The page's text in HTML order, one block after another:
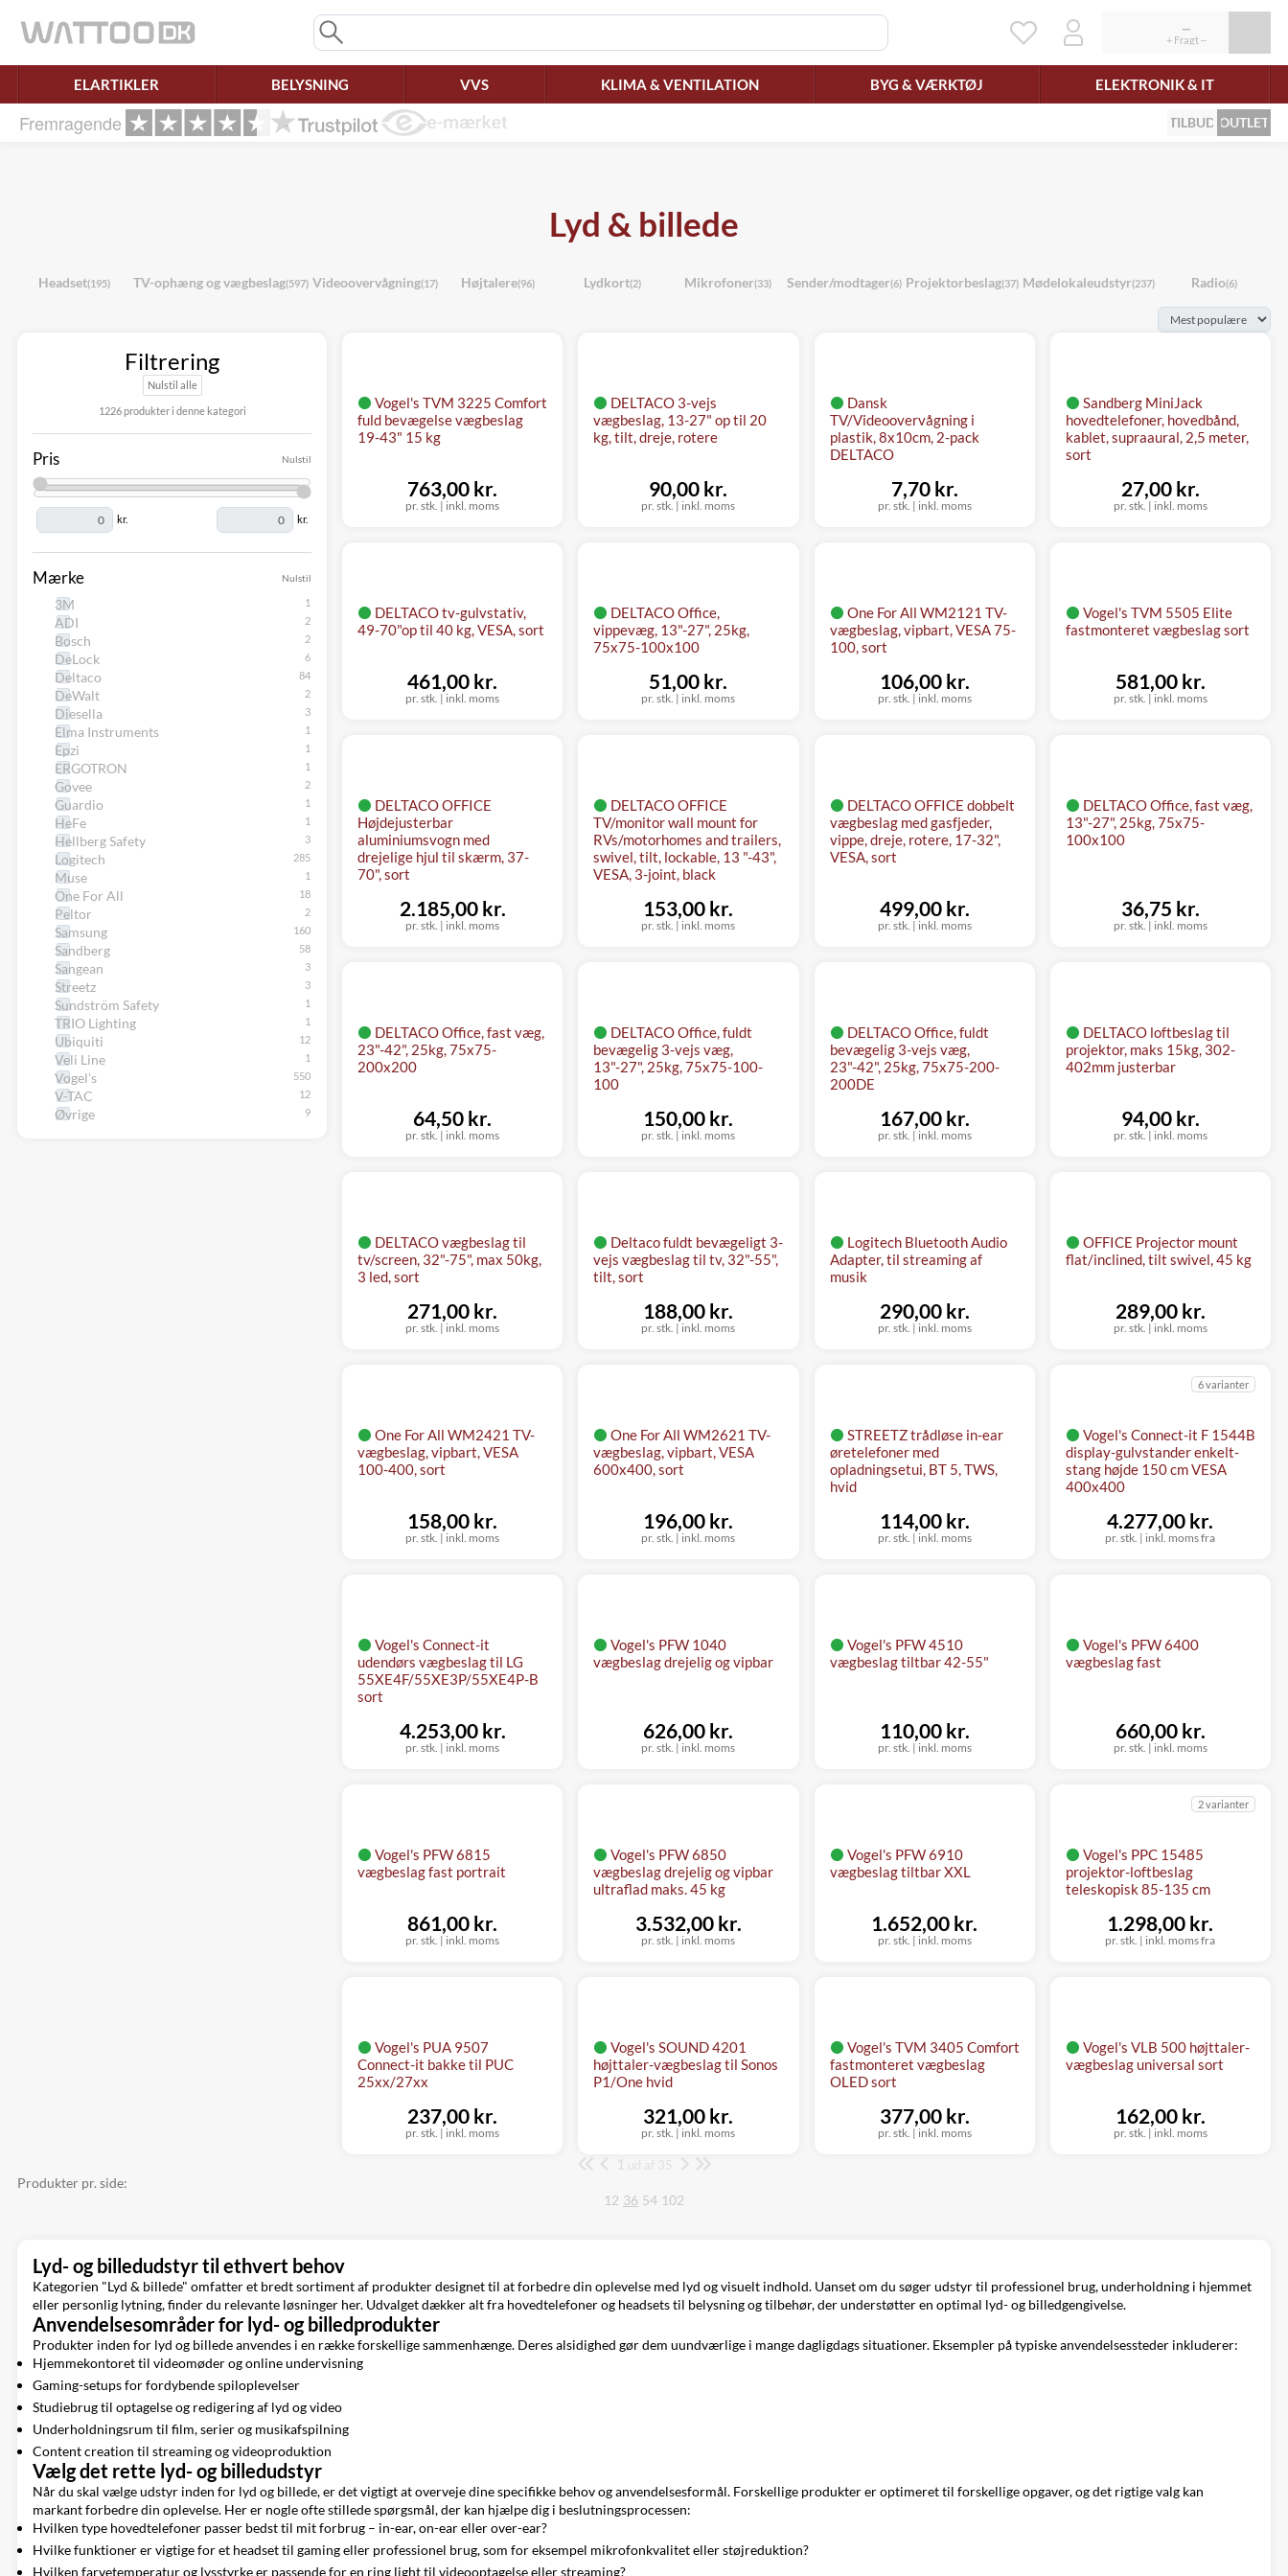
ELARTIKLER BELYSNING VVS KLIMA & VENTILATION BYG & VÆRKTØJ ELEKTRONIK & IT
Fremragende TILBUD OUTLET
Lyd & billede
Headset(195) TV-ophæng og vægbeslag(597) Videoovervågning(17) Højtalere(96) Lydkort(2) Mikrofoner(33) Sender/modtager(6) Projektorbeslag(37) Mødelokaleudstyr(237) Radio(6)
Filtrering
Nulstil alle
1226 produkter i denne kategori
Nulstil
Pris
kr. kr.
Nulstil
Mærke
3M
ADI
Bosch
DeLock
Deltaco
DeWalt
Diesella
Elma Instruments
Epzi
ERGOTRON
Govee
Guardio
HeFe
Hellberg Safety
Logitech
Muse
One For All
Peltor
Samsung
Sandberg
Sangean
Streetz
Sundström Safety
TRIO Lighting
Ubiquiti
Veli Line
Vogel's
V-TAC
Øvrige
Vogel's TVM 3225 Comfort
fuld bevægelse vægbeslag
19-43" 15 kg
pr. stk. | inkl. moms
763,00 kr.
DELTACO 3-vejs
vægbeslag, 13-27" op til 20
kg, tilt, dreje, rotere
pr. stk. | inkl. moms
90,00 kr.
Dansk
TV/Videoovervågning i
plastik, 8x10cm, 2-pack
DELTACO
pr. stk. | inkl. moms
7,70 kr.
Sandberg MiniJack
hovedtelefoner, hovedbånd,
kablet, supraaural, 2,5 meter,
sort
pr. stk. | inkl. moms
27,00 kr.
DELTACO tv-gulvstativ,
49-70"op til 40 kg, VESA, sort
pr. stk. | inkl. moms
461,00 kr.
DELTACO Office,
vippevæg, 13"-27", 25kg,
75x75-100x100
pr. stk. | inkl. moms
51,00 kr.
One For All WM2121 TV-
vægbeslag, vipbart, VESA 75-
100, sort
pr. stk. | inkl. moms
106,00 kr.
Vogel's TVM 5505 Elite
fastmonteret vægbeslag sort
pr. stk. | inkl. moms
581,00 kr.
DELTACO OFFICE
Højdejusterbar
aluminiumsvogn med
drejelige hjul til skærm, 37-
70", sort
pr. stk. | inkl. moms
2.185,00 kr.
DELTACO OFFICE
TV/monitor wall mount for
RVs/motorhomes and trailers,
swivel, tilt, lockable, 13 "-43",
VESA, 3-joint, black
pr. stk. | inkl. moms
153,00 kr.
DELTACO OFFICE dobbelt
vægbeslag med gasfjeder,
vippe, dreje, rotere, 17-32",
VESA, sort
pr. stk. | inkl. moms
499,00 kr.
DELTACO Office, fast væg,
13"-27", 25kg, 75x75-
100x100
pr. stk. | inkl. moms
36,75 kr.
DELTACO Office, fast væg,
23"-42", 25kg, 75x75-
200x200
pr. stk. | inkl. moms
64,50 kr.
DELTACO Office, fuldt
bevægelig 3-vejs væg,
13"-27", 25kg, 75x75-100-
100
pr. stk. | inkl. moms
150,00 kr.
DELTACO Office, fuldt
bevægelig 3-vejs væg,
23"-42", 25kg, 75x75-200-
200DE
pr. stk. | inkl. moms
167,00 kr.
DELTACO loftbeslag til
projektor, maks 15kg, 302-
402mm justerbar
pr. stk. | inkl. moms
94,00 kr.
DELTACO vægbeslag til
tv/screen, 32"-75", max 50kg,
3 led, sort
pr. stk. | inkl. moms
271,00 kr.
Deltaco fuldt bevægeligt 3-
vejs vægbeslag til tv, 32"-55",
tilt, sort
pr. stk. | inkl. moms
188,00 kr.
Logitech Bluetooth Audio
Adapter, til streaming af
musik
pr. stk. | inkl. moms
290,00 kr.
OFFICE Projector mount
flat/inclined, tilt swivel, 45 kg
pr. stk. | inkl. moms
289,00 kr.
One For All WM2421 TV-
vægbeslag, vipbart, VESA
100-400, sort
pr. stk. | inkl. moms
158,00 kr.
One For All WM2621 TV-
vægbeslag, vipbart, VESA
600x400, sort
pr. stk. | inkl. moms
196,00 kr.
STREETZ trådløse in-ear
øretelefoner med
opladningsetui, BT 5, TWS,
hvid
pr. stk. | inkl. moms
114,00 kr.
Vogel's Connect-it F 1544B
display-gulvstander enkelt-
stang højde 150 cm VESA
400x400
6 varianter
pr. stk. | inkl. moms fra
4.277,00 kr.
Vogel's Connect-it
udendørs vægbeslag til LG
55XE4F/55XE3P/55XE4P-B
sort
pr. stk. | inkl. moms
4.253,00 kr.
Vogel's PFW 1040
vægbeslag drejelig og vipbar
pr. stk. | inkl. moms
626,00 kr.
Vogel's PFW 4510
vægbeslag tiltbar 42-55"
pr. stk. | inkl. moms
110,00 kr.
Vogel's PFW 6400
vægbeslag fast
pr. stk. | inkl. moms
660,00 kr.
Vogel's PFW 6815
vægbeslag fast portrait
pr. stk. | inkl. moms
861,00 kr.
Vogel's PFW 6850
vægbeslag drejelig og vipbar
ultraflad maks. 45 kg
pr. stk. | inkl. moms
3.532,00 kr.
Vogel's PFW 6910
vægbeslag tiltbar XXL
pr. stk. | inkl. moms
1.652,00 kr.
Vogel's PPC 15485
projektor-loftbeslag
teleskopisk 85-135 cm
2 varianter
pr. stk. | inkl. moms fra
1.298,00 kr.
Vogel's PUA 9507
Connect-it bakke til PUC
25xx/27xx
pr. stk. | inkl. moms
237,00 kr.
Vogel's SOUND 4201
højttaler-vægbeslag til Sonos
P1/One hvid
pr. stk. | inkl. moms
321,00 kr.
Vogel's TVM 3405 Comfort
fastmonteret vægbeslag
OLED sort
pr. stk. | inkl. moms
377,00 kr.
Vogel's VLB 500 højttaler-
vægbeslag universal sort
pr. stk. | inkl. moms
162,00 kr.
Side
ud af 35
Produkter pr. side:
12 36 54 102
Lyd- og billedudstyr til ethvert behov
Kategorien "Lyd & billede" omfatter et bredt sortiment af produkter designet til at forbedre din oplevelse med lyd og visuelt indhold. Uanset om du søger udstyr til professionel brug, underholdning i hjemmet
eller personlig lytning, finder du relevante løsninger her. Udvalget dækker alt fra hovedtelefoner og headsets til belysning og tilbehør, der understøtter en optimal lyd- og billedgengivelse.
Anvendelsesområder for lyd- og billedprodukter
Produkter inden for lyd og billede anvendes i en række forskellige sammenhænge. Deres alsidighed gør dem uundværlige i mange dagligdags situationer. Eksempler på typiske anvendelsessteder inkluderer:
Hjemmekontoret til videomøder og online undervisning
Gaming-setups for fordybende spiloplevelser
Studiebrug til optagelse og redigering af lyd og video
Underholdningsrum til film, serier og musikafspilning
Content creation til streaming og videoproduktion
Vælg det rette lyd- og billedudstyr
Når du skal vælge udstyr inden for lyd og billede, er det vigtigt at overveje dine specifikke behov og anvendelsesformål. Forskellige produkter er optimeret til forskellige opgaver, og det rigtige valg kan
markant forbedre din oplevelse. Her er nogle ofte stillede spørgsmål, der kan hjælpe dig i beslutningsprocessen:
Hvilken type hovedtelefoner passer bedst til mit forbrug – in-ear, on-ear eller over-ear?
Hvilke funktioner er vigtige for et headset til gaming eller professionel brug, som for eksempel mikrofonkvalitet eller støjreduktion?
Hvilken farvetemperatur og lysstyrke er passende for en ring light til videooptagelse eller streaming?
Ret samtykke!